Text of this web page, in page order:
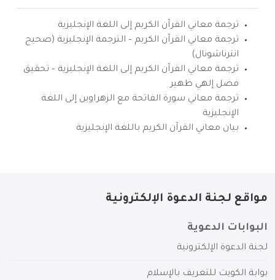
ترجمة معاني القرآن الكريم إلى اللغة الإنجليزية
ترجمة معاني القرآن الكريم – الترجمة الإنجليزية (صحيح
انترناشونال)
ترجمة معاني القرآن الكريم إلى اللغة الإنجليزية – تحقيق
فضل إلهي ظهير
ترجمة معاني سورة الفاتحة مع الزهراوين إلى اللغة
الإنجليزية
بيان معاني القرآن الكريم باللغة الإنجليزية
مواقع لجنة الدعوة الإلكترونية
البوابات الدعوية
لجنة الدعوة الإلكترونية
بوابة الكويت للتعريف بالإسلام